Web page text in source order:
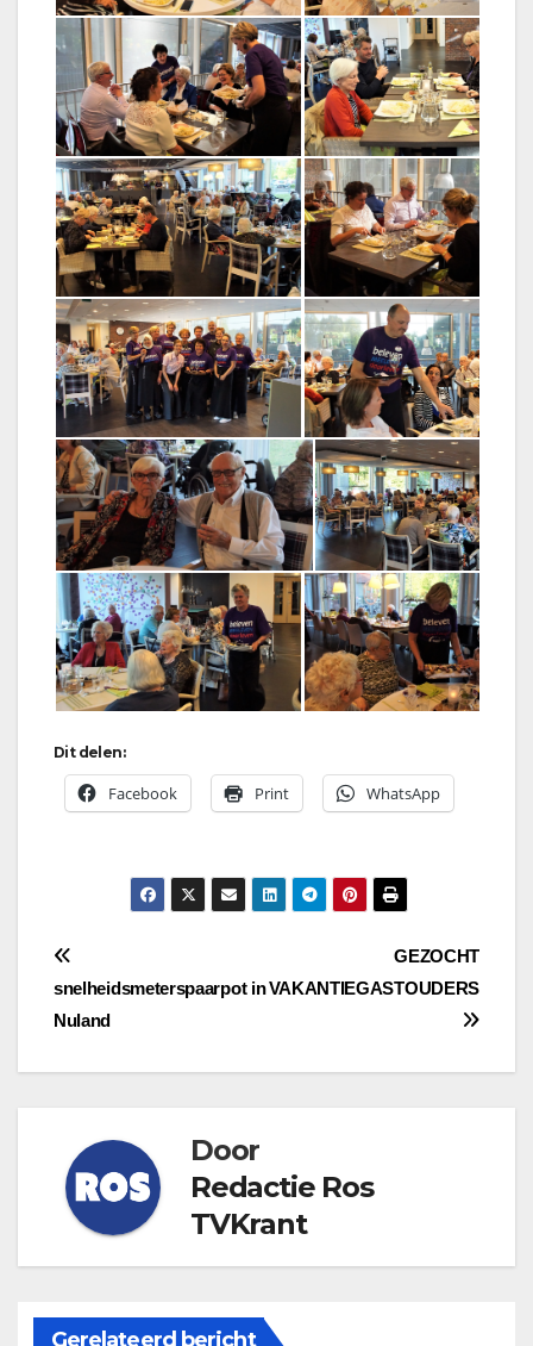
Dit delen:
Facebook Print WhatsApp
Bericht
navigatie
GEZOCHT
VAKANTIEGASTOUDERS
snelheidsmeterspaarpot in
Nuland
Door
Redactie Ros
TVKrant
Gerelateerd bericht